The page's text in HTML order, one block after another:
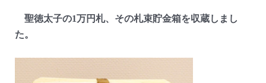
聖徳太子の1万円札、その札束貯金箱を収蔵しまし
た。